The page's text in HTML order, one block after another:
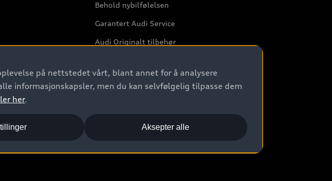
Behold nybilfølelsen
Garantert Audi Service
Audi Originalt tilbehør
på nettstedet vårt, blant annet for å analysere
informasjonskapsler, men du kan selvfølgelig tilpasse dem
her.
Aksepter alle